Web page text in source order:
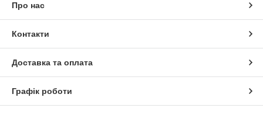
Про нас
Контакти
Доставка та оплата
Графік роботи